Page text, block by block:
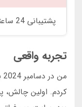
پشتیبانی 24 ساعته
تجربه واقعی
کردم. اولین